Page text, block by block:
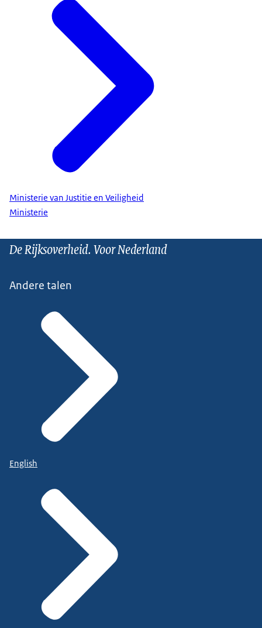
Ministerie van Justitie en Veiligheid
Ministerie
De Rijksoverheid. Voor Nederland
Andere talen
English